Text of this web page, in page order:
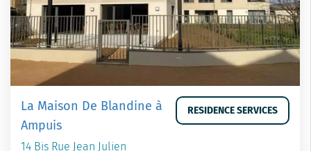
La Maison De Blandine à
Ampuis
14 Bis Rue Jean Julien
RESIDENCE SERVICES